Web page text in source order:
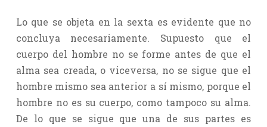
Lo que se objeta en la sexta es evidente que no
concluya necesariamente. Supuesto que el
cuerpo del hombre no se forme antes de que el
alma sea creada, o viceversa, no se sigue que el
hombre mismo sea anterior a sí mismo, porque el
hombre no es su cuerpo, como tampoco su alma.
De lo que se sigue que una de sus partes es